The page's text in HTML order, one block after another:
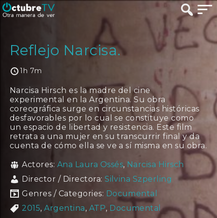
Reflejo Narcisa.
1h 7m
Narcisa Hirsch es la madre del cine
experimental en la Argentina. Su obra
coreográfica surge en circunstancias históricas
desfavorables por lo cual se constituye como
un espacio de libertad y resistencia. Este film
retrata a una mujer en su transcurrir final y da
cuenta de cómo ella se ve a sí misma en su obra.
Actores: Ana Laura Ossés, Narcisa Hirsch
Director / Directora:Silvina Szperling
Genres / Categories: Documental
2015,Argentina, ATP, Documental